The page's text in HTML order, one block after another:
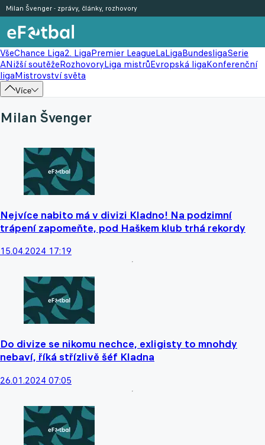
VšeChance Liga2. LigaPremier LeagueLaLigaBundesligaSerie
ANižší soutěžeRozhovoryLiga mistrůEvropská ligaKonferenční
ligaMistrovství světa
Více
Milan Švenger - zprávy, články, rozhovory
Milan Švenger
Nejvíce nabito má v divizi Kladno! Na podzimní
trápení zapomeňte, pod Haškem klub trhá rekordy
15.04.2024 17:19
Do divize se nikomu nechce, exligisty to mnohdy
nebaví, říká střízlivě šéf Kladna
26.01.2024 07:05